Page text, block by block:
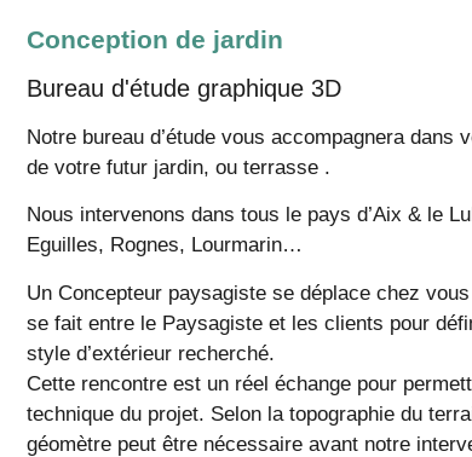
Conception de jardin
Bureau d'étude graphique 3D
Notre bureau d’étude vous accompagnera dans
de votre futur jardin, ou terrasse .
Nous intervenons dans tous le pays d’Aix & le
Eguilles, Rognes, Lourmarin…
Un Concepteur paysagiste se déplace chez
se fait entre le Paysagiste et les clients pour
style d’extérieur recherché.
Cette rencontre est un réel échange pour
technique du projet. Selon la topographie du
géomètre peut être nécessaire avant notre